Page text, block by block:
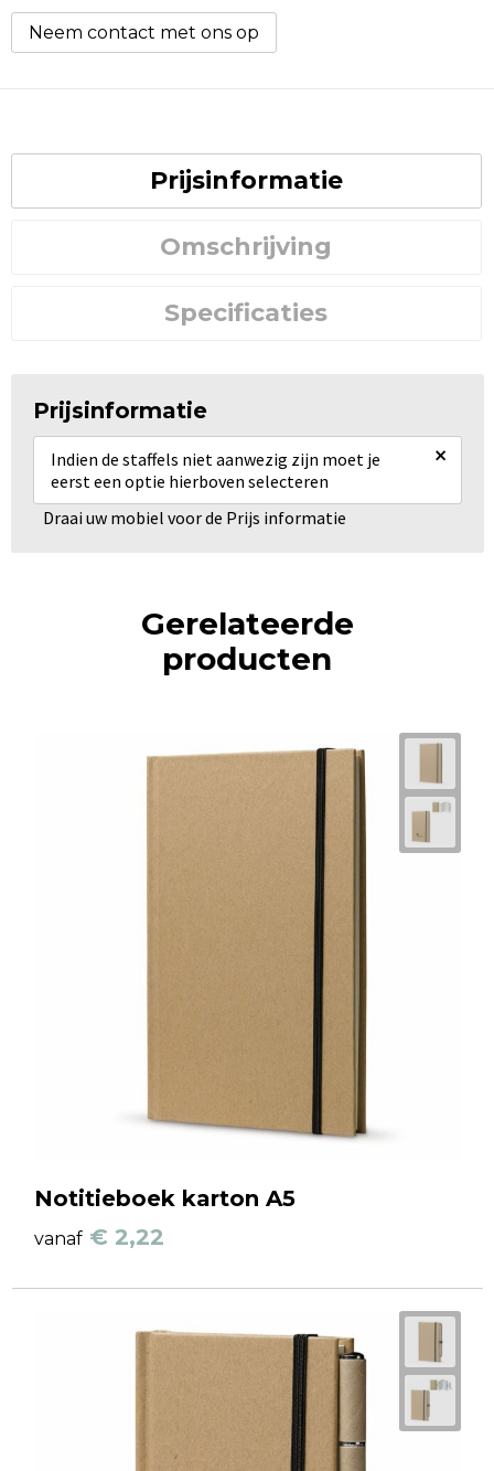
Neem contact met ons op
Prijsinformatie
Omschrijving
Specificaties
Prijsinformatie
Indien de staffels niet aanwezig zijn moet je
eerst een optie hierboven selecteren
×
Draai uw mobiel voor de Prijs informatie
Gerelateerde
producten
Notitieboek karton A5
vanaf € 2,22